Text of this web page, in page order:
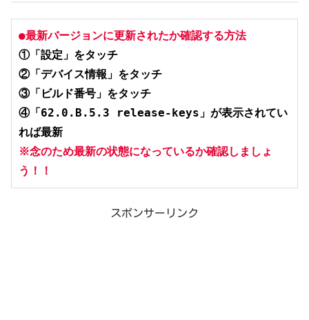
●最新バージョンに更新されたか確認する方法
①「設定」をタッチ
②「デバイス情報」をタッチ
③「ビルド番号」をタッチ
④「62.0.B.5.3 release-keys」が表示されてい
れば最新
※念のため最新の状態になっているか確認しま しょ
う ！！
スポンサーリンク